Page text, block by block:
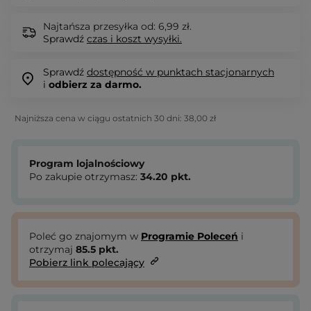
Najtańsza przesyłka od: 6,99 zł.
Sprawdź czas i koszt wysyłki.
Sprawdź dostępność w punktach stacjonarnych
i odbierz za darmo.
Najniższa cena w ciągu ostatnich 30 dni: 38,00 zł
Program lojalnościowy
Po zakupie otrzymasz: 34.20 pkt.
Poleć go znajomym w Programie Poleceń i
otrzymaj 85.5 pkt.
Pobierz link polecający